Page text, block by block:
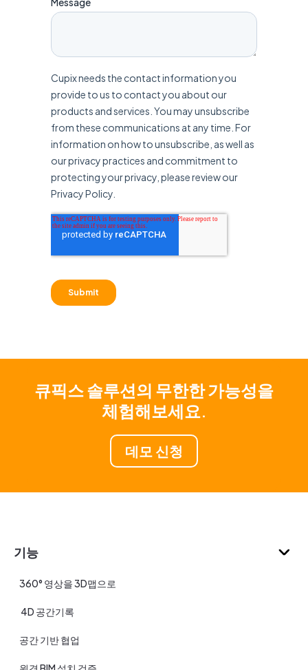
큐픽스 솔루션의 무한한 가능성을
체험해보세요.
데모 신청
기능
360° 영상을 3D맵으로
4D 공간기록
공간 기반 협업